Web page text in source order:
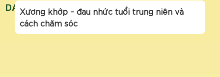
DAUNHUCXUONGKHOP
Xương khớp – đau nhức tuổi trung niên và
cách chăm sóc